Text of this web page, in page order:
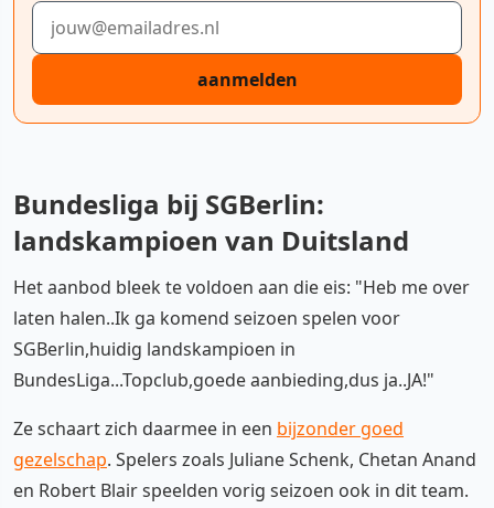
E-mailadres
aanmelden
Bundesliga bij SGBerlin:
landskampioen van Duitsland
Het aanbod bleek te voldoen aan die eis: "Heb me over
laten halen..Ik ga komend seizoen spelen voor
SGBerlin,huidig landskampioen in
BundesLiga...Topclub,goede aanbieding,dus ja..JA!"
Ze schaart zich daarmee in een bijzonder goed
gezelschap. Spelers zoals Juliane Schenk, Chetan Anand
en Robert Blair speelden vorig seizoen ook in dit team.